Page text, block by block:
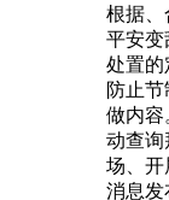
根据、
平安变
处置的
防止
做内容
动查询
场、开
消息发